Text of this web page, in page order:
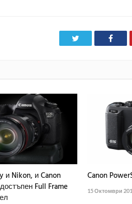
и Nikon, и Canon
Full Frame
Canon
15 Октомври